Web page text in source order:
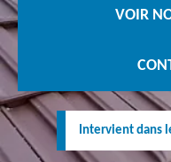
VOIR
Intervient dans